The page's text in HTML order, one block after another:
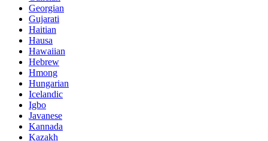
Georgian
Gujarati
Haitian
Hausa
Hawaiian
Hebrew
Hmong
Hungarian
Icelandic
Igbo
Javanese
Kannada
Kazakh